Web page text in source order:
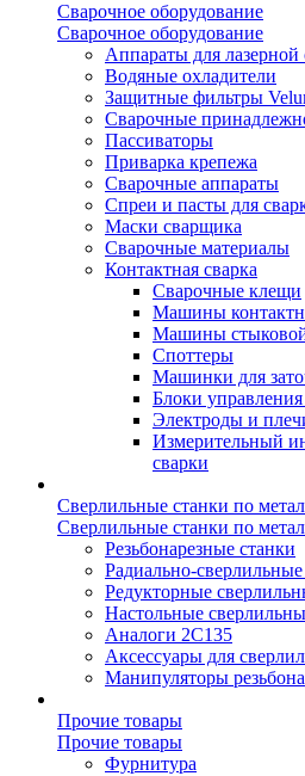
Сварочное оборудование
Сварочное оборудование
Аппараты для лазерной
Водяные охладители
Защитные фильтры
Сварочные
Пассиваторы
Приварка крепежа
Сварочные аппараты
Спреи и пасты для
Маски сварщика
Сварочные материалы
Контактная сварка
Сварочные клещи
Машины
Машины
Споттеры
Машинки для
Блоки
Электроды и
Измерительный
сварки
Сверлильные станки по
Сверлильные станки по
Резьбонарезные станки
Радиально-сверлильные
Редукторные
Настольные
Аналоги 2С135
Аксессуары для
Манипуляторы
Прочие товары
Прочие товары
Фурнитура